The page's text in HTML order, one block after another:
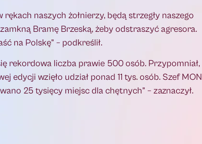
naszych żołnierzy, będą strzegły naszego
Bramę Brzeską, żeby odstraszyć agresora.
na Polskę” – podkreślił.
rekordowa liczba prawie 500 osób. Przypomniał,
wzięło udział ponad 11 tys. osób. Szef MON
25 tysięcy miejsc dla chętnych” – zaznaczył.